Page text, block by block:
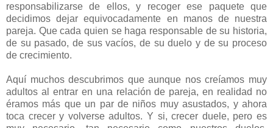
responsabilizarse de ellos, y recoger ese paquete que
decidimos dejar equivocadamente en manos de nuestra
pareja. Que cada quien se haga responsable de su historia,
de su pasado, de sus vacíos, de su duelo y de su proceso
de crecimiento.
Aquí muchos descubrimos que aunque nos creíamos muy
adultos al entrar en una relación de pareja, en realidad no
éramos más que un par de niños muy asustados, y ahora
toca crecer y volverse adultos. Y si, crecer duele, pero es